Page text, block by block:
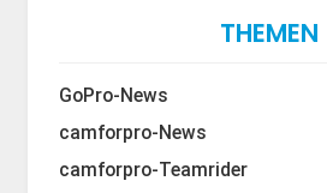
THEMEN
GoPro-News
camforpro-News
camforpro-Teamrider